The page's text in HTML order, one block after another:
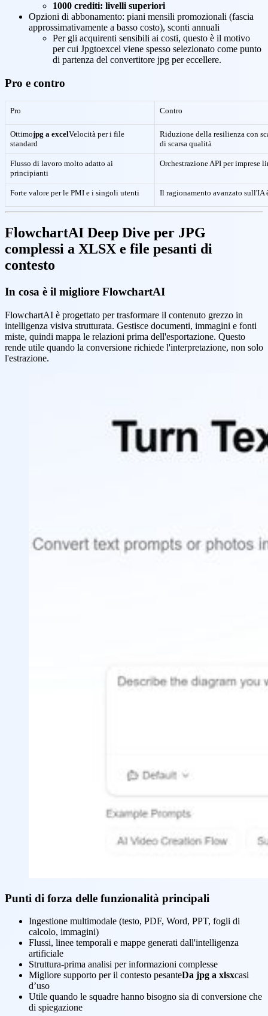
1000 crediti: livelli superiori
Opzioni di abbonamento: piani mensili promozionali (fascia
approssimativamente a basso costo), sconti annuali
Per gli acquirenti sensibili ai costi, questo è il motivo
per cui Jpgtoexcel viene spesso selezionato come punto
di partenza del convertitore jpg per eccellere.
Pro e contro
Pro Contro
Ottimojpg a excelVelocità per i file
standard
Riduzione della resilienza con
di scarsa qualità
Flusso di lavoro molto adatto ai
principianti
Orchestrazione API per imprese
Forte valore per le PMI e i singoli utenti Il ragionamento avanzato sull'IA
FlowchartAI Deep Dive per JPG
complessi a XLSX e file pesanti di
contesto
In cosa è il migliore FlowchartAI
FlowchartAI è progettato per trasformare il contenuto grezzo in
intelligenza visiva strutturata. Gestisce documenti, immagini e fonti
miste, quindi mappa le relazioni prima dell'esportazione. Questo
rende utile quando la conversione richiede l'interpretazione, non solo
l'estrazione.
Punti di forza delle funzionalità principali
Ingestione multimodale (testo, PDF, Word, PPT, fogli di
calcolo, immagini)
Flussi, linee temporali e mappe generati dall'intelligenza
artificiale
Struttura-prima analisi per informazioni complesse
Migliore supporto per il contesto pesanteDa jpg a xlsxcasi
d’uso
Utile quando le squadre hanno bisogno sia di conversione che
di spiegazione